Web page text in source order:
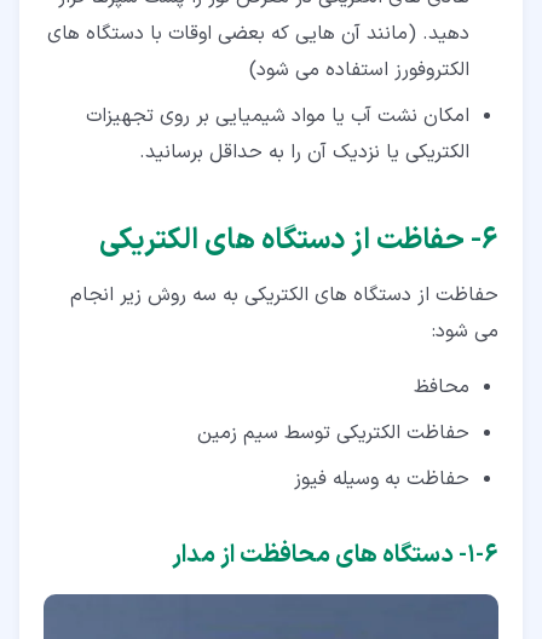
دهید. (مانند آن هایی که بعضی اوقات با دستگاه های
الکتروفورز استفاده می شود)
امکان نشت آب یا مواد شیمیایی بر روی تجهیزات
الکتریکی یا نزدیک آن را به حداقل برسانید.
۶‏- حفاظت از دستگاه های الکتریکی
حفاظت از دستگاه های الکتریکی به سه روش زیر انجام
می شود:
محافظ
حفاظت الکتریکی توسط سیم زمین
حفاظت به وسیله فیوز
۶‏-‏۱‏- دستگاه های محافظت از مدار